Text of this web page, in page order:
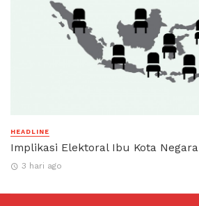
HEADLINE
Implikasi Elektoral Ibu Kota Negara
3 hari ago